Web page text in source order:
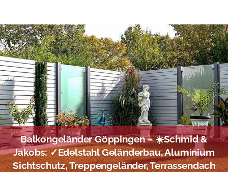
Balkongeländer Göppingen – ☀️Schmid &
Jakobs: ✓Edelstahl Geländerbau, Aluminium
Sichtschutz, Treppengeländer, Terrassendach